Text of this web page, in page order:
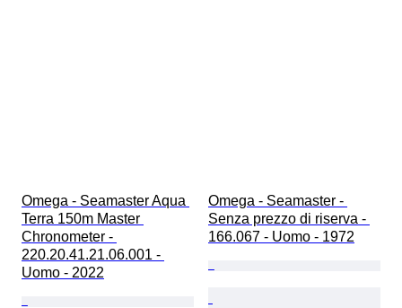
Omega - Seamaster Aqua
Terra 150m Master
Chronometer -
220.20.41.21.06.001 -
Uomo - 2022
Omega - Seamaster -
Senza prezzo di riserva -
166.067 - Uomo - 1972